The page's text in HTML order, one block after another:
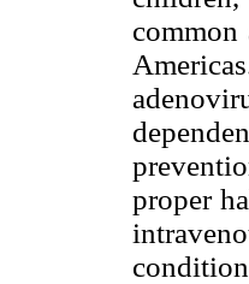
common
proper